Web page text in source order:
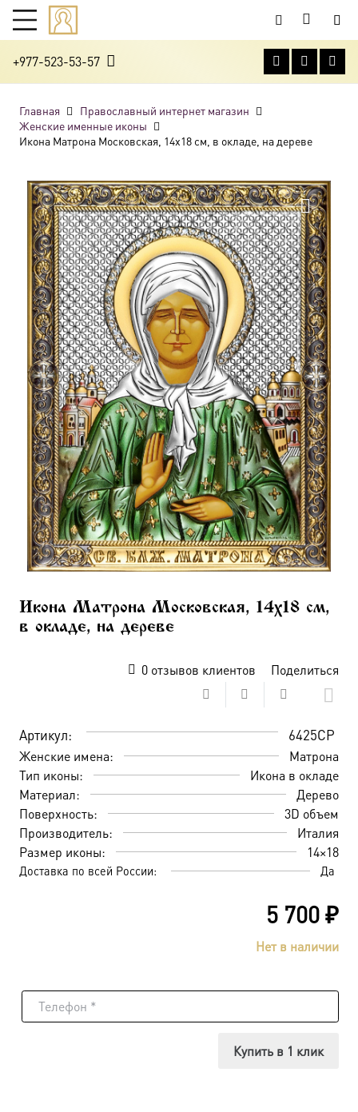
+977-523-53-57
Главная
Православный интернет магазин
Женские именные иконы
Икона Матрона Московская, 14х18 см, в окладе, на дереве
Икона Матрона Московская, 14х18 см,
в окладе, на дереве
0отзывов клиентов Поделиться
Артикул: 6425CP
Женские имена:
Матрона
Тип иконы:
Икона в окладе
Материал:
Дерево
Поверхность:
3D объем
Производитель:
Италия
Размер иконы:
14×18
Доставка по всей России: Да
5 700₽
Нет в наличии
Купить в 1 клик